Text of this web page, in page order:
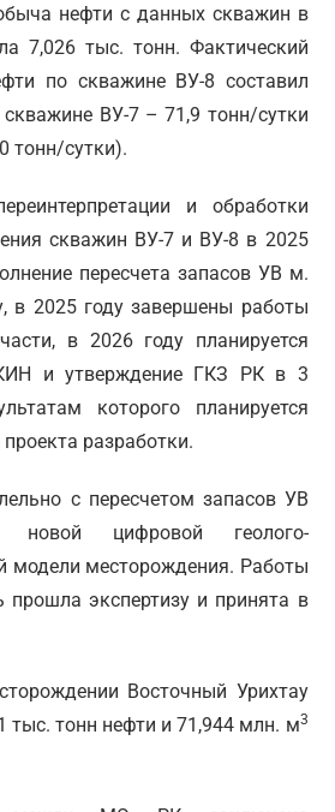
нефти с данных скважин в
7,026 тыс. тонн. Фактический
по скважине ВУ-8 составил
скважине ВУ-7 – 71,9 тонн/сутки
тонн/сутки).
и обработки
скважин ВУ-7 и ВУ-8 в 2025
пересчета запасов УВ м.
в 2025 году завершены работы
в 2026 году планируется
и утверждение ГКЗ РК в 3
которого планируется
разработки.
с пересчетом запасов УВ
новой цифровой геолого-
модели месторождения. Работы
экспертизу и принята в
Восточный Урихтау
тыс. тонн нефти и 71,944 млн. м3